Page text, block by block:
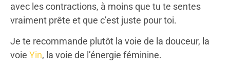
avec les contractions, à moins que tu te sentes
vraiment prête et que c’est juste pour toi.
Je te recommande plutôt la voie de la douceur, la
voie Yin, la voie de l’énergie féminine.